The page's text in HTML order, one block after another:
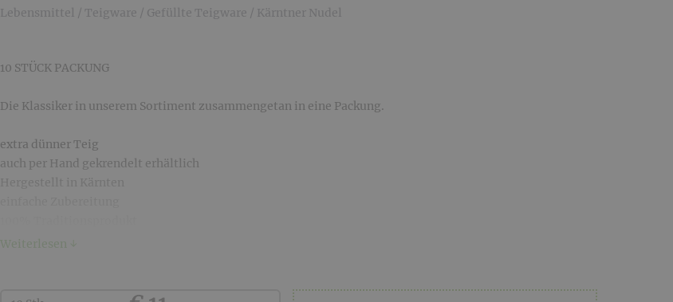
Lebensmittel / Teigware / Gefüllte Teigware / Kärntner Nudel
10 STÜCK PACKUNG
Die Klassiker in unserem Sortiment zusammengetan in eine Packung.
extra dünner Teig
auch per Hand gekrendelt erhältlich
einfach zum Einfrieren (frisch geliefert)
Weiterlesen ↓